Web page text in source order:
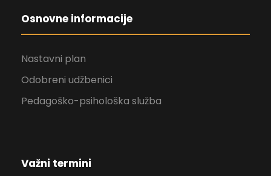
Osnovne informacije
Nastavni plan
Odobreni udžbenici
Pedagoško-psihološka služba
Važni termini